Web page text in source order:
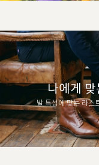
나에게
발 특성에 맞는 라스